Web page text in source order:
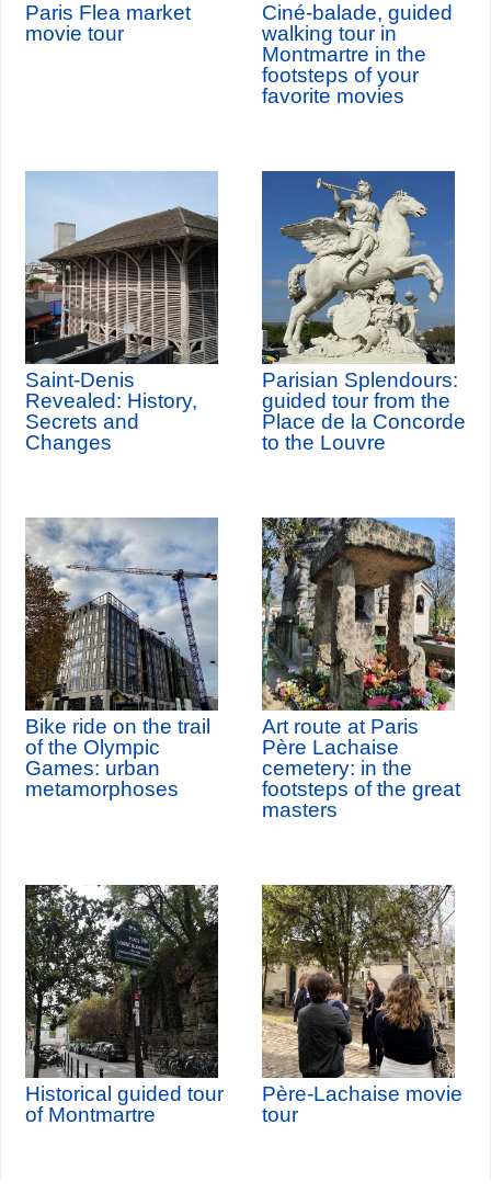
Paris Flea market
movie tour
Ciné-balade, guided
walking tour in
Montmartre in the
footsteps of your
favorite movies
Saint-Denis
Revealed: History,
Secrets and
Changes
Parisian Splendours:
guided tour from the
Place de la Concorde
to the Louvre
Bike ride on the trail
of the Olympic
Games: urban
metamorphoses
Art route at Paris
Père Lachaise
cemetery: in the
footsteps of the great
masters
Historical guided tour
of Montmartre
Père-Lachaise movie
tour